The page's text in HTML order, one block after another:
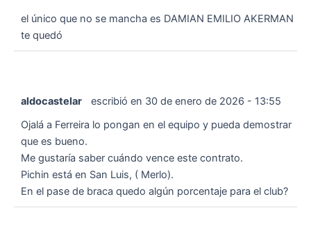
el único que no se mancha es DAMIAN EMILIO AKERMAN
te quedó
aldocastelar escribió en 30 de enero de 2026 - 13:55
Ojalá a Ferreira lo pongan en el equipo y pueda demostrar
que es bueno.
Me gustaría saber cuándo vence este contrato.
Pichin está en San Luis, ( Merlo).
En el pase de braca quedo algún porcentaje para el club?